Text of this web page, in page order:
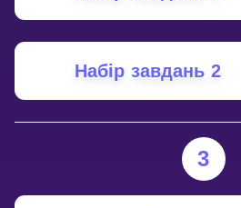
Набір завдань 2
3